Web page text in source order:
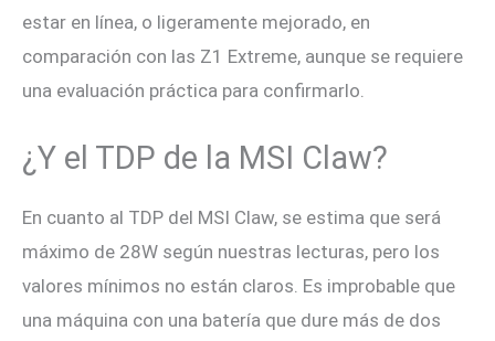
estar en línea, o ligeramente mejorado, en
comparación con las Z1 Extreme, aunque se requiere
una evaluación práctica para confirmarlo.
¿Y el TDP de la MSI Claw?
En cuanto al TDP del MSI Claw, se estima que será
máximo de 28W según nuestras lecturas, pero los
valores mínimos no están claros. Es improbable que
una máquina con una batería que dure más de dos